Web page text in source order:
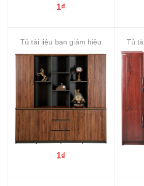
1₫
Tủ tài liệu ban giám hiệu
1₫
Tủ